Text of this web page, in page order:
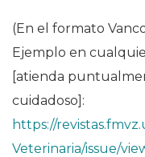
(En el formato
Ejemplo en
[atienda
cuidadoso]:
https://
Veterinaria/issue/